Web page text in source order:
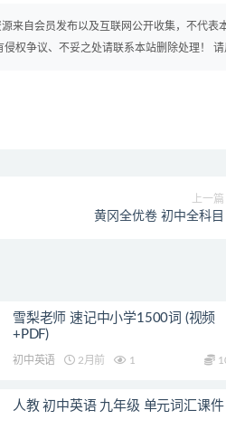
来自会员发布以及互联网公开收集，不代
侵权争议、不妥之处请联系本站删除处理！
上一篇
黄冈全优卷 初中全科目
雪梨老师 速记中小学1500词 (视频
+PDF)
初中英语 2月前 1
人教 初中英语 九年级 单元词汇课件